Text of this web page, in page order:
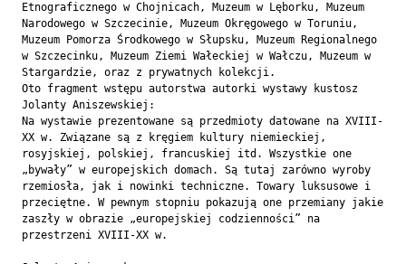
Etnograficznego w Chojnicach, Muzeum w Lęborku, Muzeum
Narodowego w Szczecinie, Muzeum Okręgowego w Toruniu,
Muzeum Pomorza Środkowego w Słupsku, Muzeum Regionalnego
w Szczecinku, Muzeum Ziemi Wałeckiej w Wałczu, Muzeum w
Stargardzie, oraz z prywatnych kolekcji.
Oto fragment wstępu autorstwa autorki wystawy kustosz
Jolanty Aniszewskiej:
Na wystawie prezentowane są przedmioty datowane na XVIII-
XX w. Związane są z kręgiem kultury niemieckiej,
rosyjskiej, polskiej, francuskiej itd. Wszystkie one
„bywały” w europejskich domach. Są tutaj zarówno wyroby
rzemiosła, jak i nowinki techniczne. Towary luksusowe i
przeciętne. W pewnym stopniu pokazują one przemiany jakie
zaszły w obrazie „europejskiej codzienności” na
przestrzeni XVIII-XX w.